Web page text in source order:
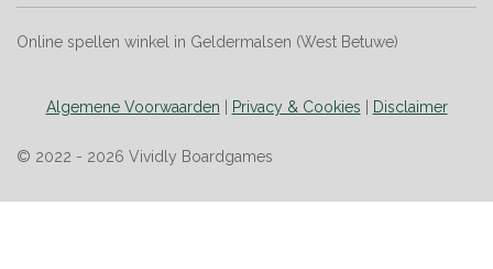
Online spellen winkel in Geldermalsen (West Betuwe)
Algemene Voorwaarden Privacy & Cookies Disclaimer
© 2022 - 2026 Vividly Boardgames